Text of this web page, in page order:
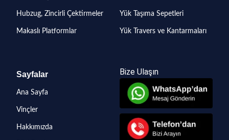
Hubzug, Zincirli Çektirmeler
Makaslı Platformlar
Yük Taşıma Sepetleri
Yük Travers ve Kantarmaları
Sayfalar
Ana Sayfa
Vinçler
Hakkımızda
Bize Ulaşın